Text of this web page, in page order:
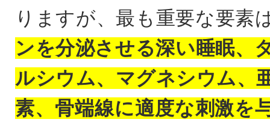
りますが、最も重要な要素
ンを分泌させる深い睡眠、
ルシウム、マグネシウム、
素、骨端線に適度な刺激を